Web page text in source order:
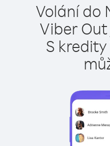
Volání do
Viber
S